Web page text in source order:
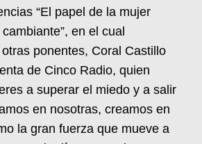
“El papel de la mujer
en el cual
ponentes, Coral Castillo
de Cinco Radio, quien
a superar el miedo y a salir
en nosotras, creamos en
la gran fuerza que mueve a